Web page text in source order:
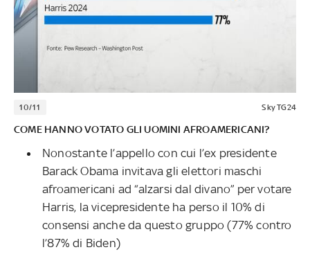
10/11 Sky TG24
COME HANNO VOTATO GLI UOMINI AFROAMERICANI?
Nonostante l’appello con cui l’ex presidente
Barack Obama invitava gli elettori maschi
afroamericani ad “alzarsi dal divano” per votare
Harris, la vicepresidente ha perso il 10% di
consensi anche da questo gruppo (77% contro
l’87% di Biden)